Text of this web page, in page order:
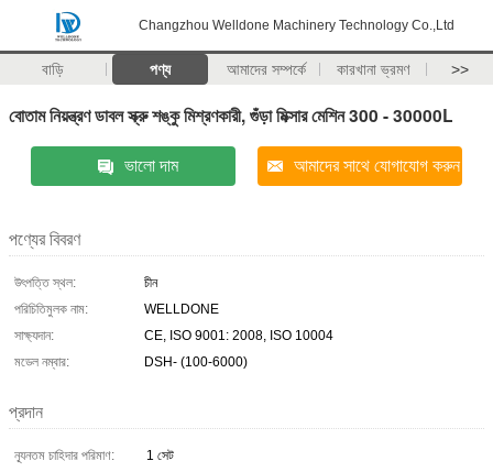
Changzhou Welldone Machinery Technology Co.,Ltd
বাড়ি পণ্য আমাদের সম্পর্কে কারখানা ভ্রমণ >>
বোতাম নিয়ন্ত্রণ ডাবল স্ক্রু শঙ্কু মিশ্রণকারী, গুঁড়া মিক্সার মেশিন 300 - 30000L
ভালো দাম আমাদের সাথে যোগাযোগ করুন
পণ্যের বিবরণ
উৎপত্তি স্থল:
চীন
পরিচিতিমুলক নাম:
WELLDONE
সাক্ষ্যদান:
CE, ISO 9001: 2008, ISO 10004
মডেল নম্বার:
DSH- (100-6000)
প্রদান
ন্যূনতম চাহিদার পরিমাণ:
1 সেট